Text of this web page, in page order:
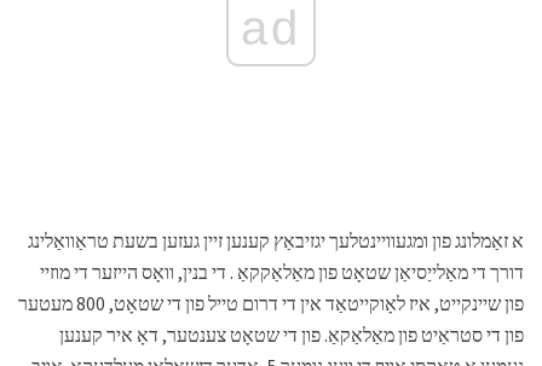
ad
א זאַמלונג פון ומגעוויינטלעך יגזיבאַץ קענען זיין געזען בשעת טראַוואַלינג
דורך די מאַלייַסיאַן שטאָט פון מאַלאַקקאַ . די בנין, וואָס הייזער די מוזיי
פון שיינקייט, איז לאָוקייטאַד אין די דרום טייל פון די שטאָט, 800 מעטער
פון די סטראַיט פון מאַלאַקאַ. פון די שטאָט צענטער, דאָ איר קענען